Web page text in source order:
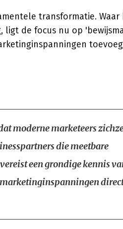
transformatie.
ligt de focus nu op
moderne marketeers
die meetbare
een grondige kennis